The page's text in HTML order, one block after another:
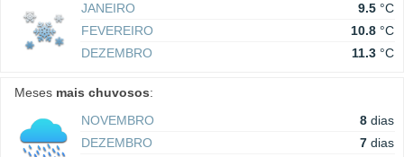
JANEIRO
9.5 °C
FEVEREIRO
10.8 °C
DEZEMBRO
11.3 °C
Meses mais chuvosos:
NOVEMBRO
8 dias
DEZEMBRO
7 dias